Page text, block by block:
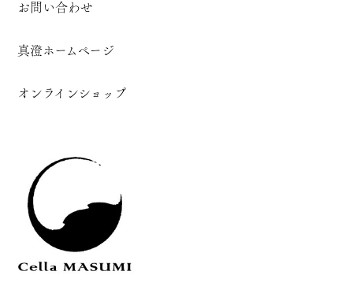
お問い合わせ
真澄ホームページ
オンラインショップ